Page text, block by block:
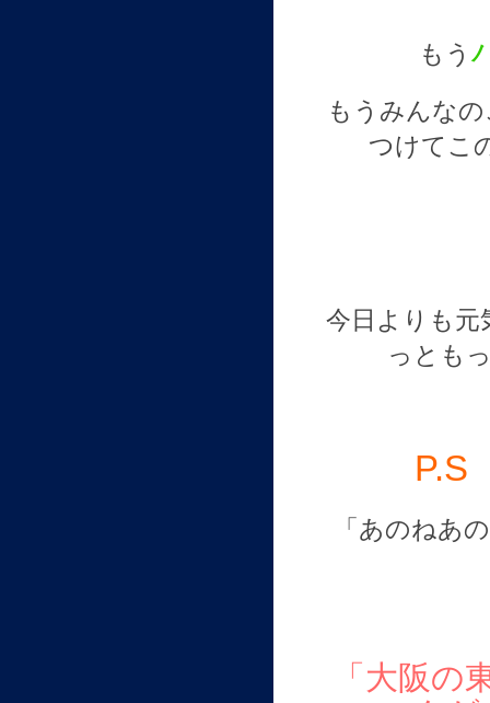
もう
もうみんな
つけてこ
今日よりも元
っとも
P.S
「あのねあ
「大阪の